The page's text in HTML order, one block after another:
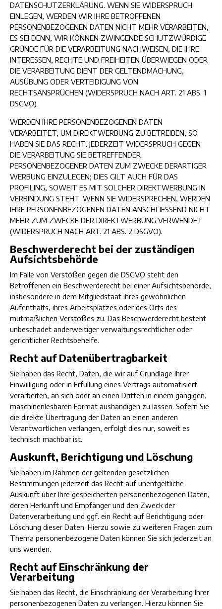
DATENSCHUTZERKLÄRUNG. WENN SIE WIDERSPRUCH
EINLEGEN, WERDEN WIR IHRE BETROFFENEN
PERSONENBEZOGENEN DATEN NICHT MEHR VERARBEITEN,
ES SEI DENN, WIR KÖNNEN ZWINGENDE SCHUTZWÜRDIGE
GRÜNDE FÜR DIE VERARBEITUNG NACHWEISEN, DIE IHRE
INTERESSEN, RECHTE UND FREIHEITEN ÜBERWIEGEN ODER
DIE VERARBEITUNG DIENT DER GELTENDMACHUNG,
AUSÜBUNG ODER VERTEIDIGUNG VON
RECHTSANSPRÜCHEN (WIDERSPRUCH NACH ART. 21 ABS. 1
DSGVO).
WERDEN IHRE PERSONENBEZOGENEN DATEN
VERARBEITET, UM DIREKTWERBUNG ZU BETREIBEN, SO
HABEN SIE DAS RECHT, JEDERZEIT WIDERSPRUCH GEGEN
DIE VERARBEITUNG SIE BETREFFENDER
PERSONENBEZOGENER DATEN ZUM ZWECKE DERARTIGER
WERBUNG EINZULEGEN; DIES GILT AUCH FÜR DAS
PROFILING, SOWEIT ES MIT SOLCHER DIREKTWERBUNG IN
VERBINDUNG STEHT. WENN SIE WIDERSPRECHEN, WERDEN
IHRE PERSONENBEZOGENEN DATEN ANSCHLIESSEND NICHT
MEHR ZUM ZWECKE DER DIREKTWERBUNG VERWENDET
(WIDERSPRUCH NACH ART. 21 ABS. 2 DSGVO).
Beschwerde­recht bei der zuständigen
Aufsichts­behörde
Im Falle von Verstößen gegen die DSGVO steht den
Betroffenen ein Beschwerderecht bei einer Aufsichtsbehörde,
insbesondere in dem Mitgliedstaat ihres gewöhnlichen
Aufenthalts, ihres Arbeitsplatzes oder des Orts des
mutmaßlichen Verstoßes zu. Das Beschwerderecht besteht
unbeschadet anderweitiger verwaltungsrechtlicher oder
gerichtlicher Rechtsbehelfe.
Recht auf Daten­übertrag­barkeit
Sie haben das Recht, Daten, die wir auf Grundlage Ihrer
Einwilligung oder in Erfüllung eines Vertrags automatisiert
verarbeiten, an sich oder an einen Dritten in einem gängigen,
maschinenlesbaren Format aushändigen zu lassen. Sofern Sie
die direkte Übertragung der Daten an einen anderen
Verantwortlichen verlangen, erfolgt dies nur, soweit es
technisch machbar ist.
Auskunft, Berichtigung und Löschung
Sie haben im Rahmen der geltenden gesetzlichen
Bestimmungen jederzeit das Recht auf unentgeltliche
Auskunft über Ihre gespeicherten personenbezogenen Daten,
deren Herkunft und Empfänger und den Zweck der
Datenverarbeitung und ggf. ein Recht auf Berichtigung oder
Löschung dieser Daten. Hierzu sowie zu weiteren Fragen zum
Thema personenbezogene Daten können Sie sich jederzeit an
uns wenden.
Recht auf Einschränkung der
Verarbeitung
Sie haben das Recht, die Einschränkung der Verarbeitung Ihrer
personenbezogenen Daten zu verlangen. Hierzu können Sie